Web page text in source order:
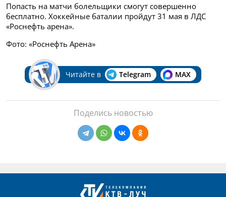
Попасть на матчи болельщики смогут совершенно
бесплатно. Хоккейные баталии пройдут 31 мая в ЛДС
«Роснефть арена».
Фото: «Роснефть Арена»
Читайте в Telegram MAX
Поделись новостью